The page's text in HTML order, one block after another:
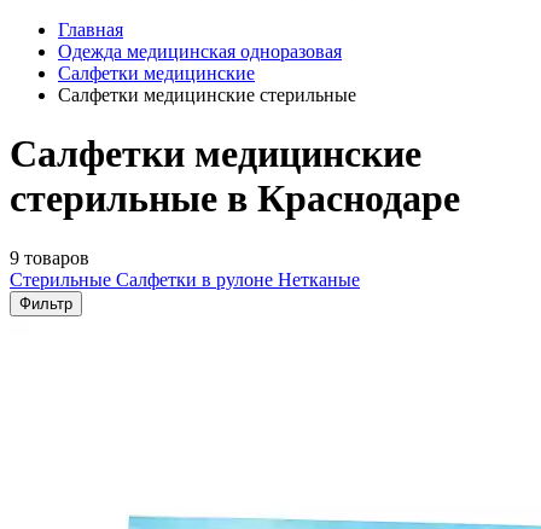
Главная
Одежда медицинская одноразовая
Салфетки медицинские
Салфетки медицинские стерильные
Салфетки медицинские
стерильные в Краснодаре
9 товаров
Стерильные Салфетки в рулоне Нетканые
Фильтр